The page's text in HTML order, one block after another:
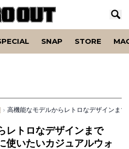
SNAP STORE
› 高機能なモデルからレトロなデザインま
レトロなデザインまで
使いたいカジュアルウォ